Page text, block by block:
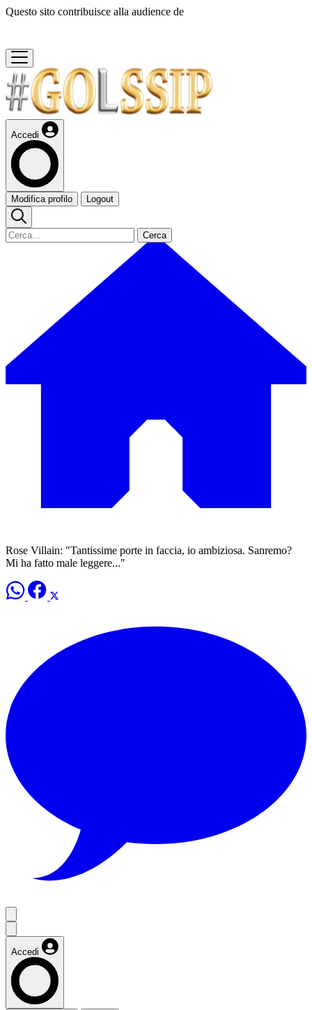
Questo sito contribuisce alla audience de
Accedi
Modifica profilo Logout
Cerca
Rose Villain: "Tantissime porte in faccia, io ambiziosa. Sanremo?
Mi ha fatto male leggere..."
Accedi